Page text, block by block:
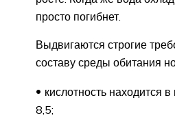
просто погибнет.
Выдвигаются строгие
составу среды обитания
кислотность находится
8,5;